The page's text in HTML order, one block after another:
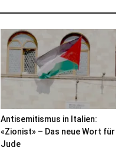
Antisemitismus in Italien:
«Zionist» – Das neue Wort für
Jude